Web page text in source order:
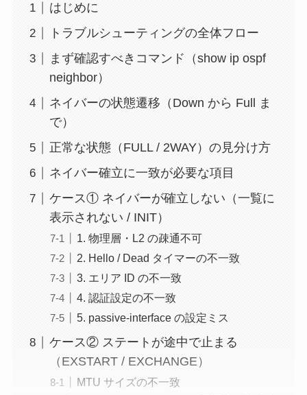
はじめに
トラブルシューティングの全体フロー
まず確認すべきコマンド（show ip ospf
neighbor）
ネイバーの状態遷移（Down から Full ま
で）
正常な状態（FULL / 2WAY）の見分け方
ネイバー確立に一致が必要な項目
ケース① ネイバーが確立しない（一覧に
表示されない / INIT）
1. 物理層・L2 の疎通不可
2. Hello / Dead タイマーの不一致
3. エリア ID の不一致
4. 認証設定の不一致
5. passive-interface の設定ミス
ケース② ステートが途中で止まる
（EXSTART / EXCHANGE）
MTU サイズの不一致